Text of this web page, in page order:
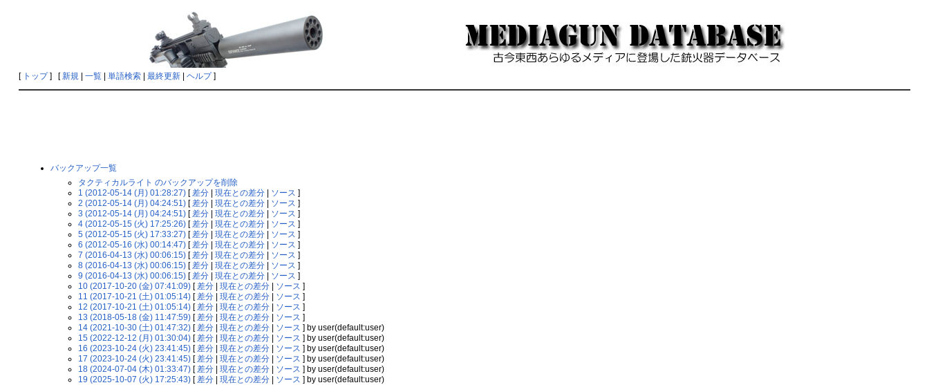
[ トップ] [新規| 一覧| 単語検索| 最終更新| ヘルプ]
バックアップ一覧
タクティカルライト のバックアップを削除
1 (2012-05-14 (月) 01:28:27)[差分| 現在との差分| ソース ]
2 (2012-05-14 (月) 04:24:51)[差分| 現在との差分| ソース ]
3 (2012-05-14 (月) 04:24:51)[差分| 現在との差分| ソース ]
4 (2012-05-15 (火) 17:25:26)[差分| 現在との差分| ソース ]
5 (2012-05-15 (火) 17:33:27)[差分| 現在との差分| ソース ]
6 (2012-05-16 (水) 00:14:47)[差分| 現在との差分| ソース ]
7 (2016-04-13 (水) 00:06:15)[差分| 現在との差分| ソース ]
8 (2016-04-13 (水) 00:06:15)[差分| 現在との差分| ソース ]
9 (2016-04-13 (水) 00:06:15)[差分| 現在との差分| ソース ]
10 (2017-10-20 (金) 07:41:09)[差分| 現在との差分| ソース ]
11 (2017-10-21 (土) 01:05:14)[差分| 現在との差分| ソース ]
12 (2017-10-21 (土) 01:05:14)[差分| 現在との差分| ソース ]
13 (2018-05-18 (金) 11:47:59)[差分| 現在との差分| ソース ]
14 (2021-10-30 (土) 01:47:32)[差分| 現在との差分| ソース ] by user(default:user)
15 (2022-12-12 (月) 01:30:04)[差分| 現在との差分| ソース ] by user(default:user)
16 (2023-10-24 (火) 23:41:45)[差分| 現在との差分| ソース ] by user(default:user)
17 (2023-10-24 (火) 23:41:45)[差分| 現在との差分| ソース ] by user(default:user)
18 (2024-07-04 (木) 01:33:47)[差分| 現在との差分| ソース ] by user(default:user)
19 (2025-10-07 (火) 17:25:43)[差分| 現在との差分| ソース ] by user(default:user)